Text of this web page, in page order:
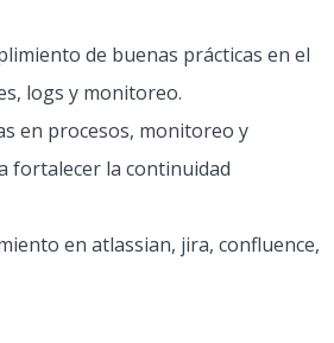
de buenas prácticas en el
logs y monitoreo.
en procesos, monitoreo y
fortalecer la continuidad
en atlassian, jira, confluence,